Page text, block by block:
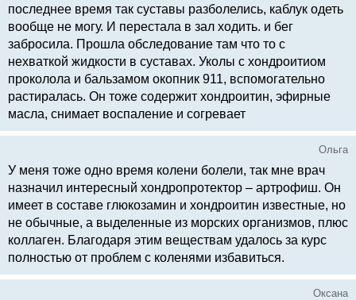
последнее время так суставы разболелись, каблук одеть
вообще не могу. И перестала в зал ходить. и бег
забросила. Прошла обследование там что то с
нехваткой жидкости в суставах. Уколы с хондроитиом
проколола и бальзамом окопник 911, вспомогательно
растиралась. Он тоже содержит хондроитин, эфирные
масла, снимает воспаление и согревает
Ольга
У меня тоже одно время колени болели, так мне врач
назначил интересный хондропротектор – артрофиш. Он
имеет в составе глюкозамин и хондроитин известные, но
не обычные, а выделенные из морских организмов, плюс
коллаген. Благодаря этим веществам удалось за курс
полностью от проблем с коленями избавиться.
Оксана